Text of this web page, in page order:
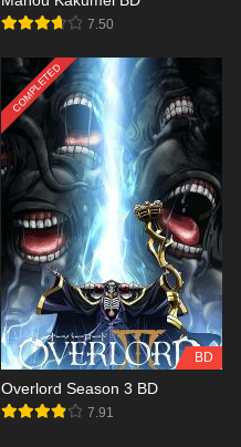
7.50
COMPLETED
BD
Overlord Season 3 BD
7.91